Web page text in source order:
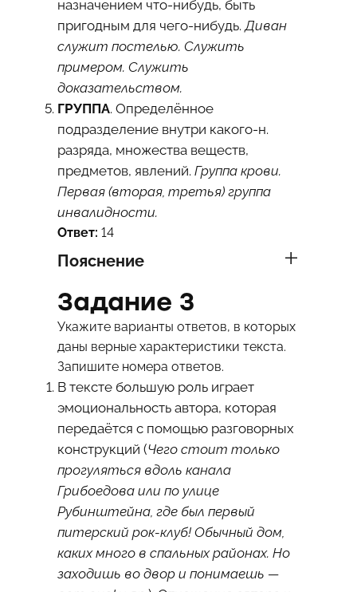
назначением что-нибудь, быть
пригодным для чего-нибудь. Диван
служит постелью. Служить
примером. Служить
доказательством.
ГРУППА. Определённое
подразделение внутри какого-н.
разряда, множества веществ,
предметов, явлений. Группа крови.
Первая (вторая, третья) группа
инвалидности.
Ответ: 14
Пояснение
Задание 3
Укажите варианты ответов, в которых
даны верные характеристики текста.
Запишите номера ответов.
В тексте большую роль играет
эмоциональность автора, которая
передаётся с помощью разговорных
конструкций (Чего стоит только
прогуляться вдоль канала
Грибоедова или по улице
Рубинштейна, где был первый
питерский рок-клуб! Обычный дом,
каких много в спальных районах. Но
заходишь во двор и понимаешь —